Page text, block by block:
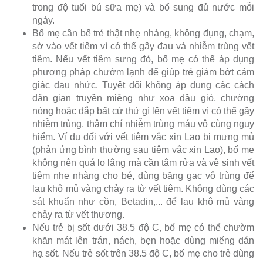
trong độ tuổi bú sữa mẹ) và bổ sung đủ nước mỗi
ngày.
Bố mẹ cần bế trẻ thật nhẹ nhàng, không đụng, chạm,
sờ vào vết tiêm vì có thể gây đau và nhiễm trùng vết
tiêm. Nếu vết tiêm sưng đỏ, bố mẹ có thể áp dụng
phương pháp chườm lạnh để giúp trẻ giảm bớt cảm
giác đau nhức. Tuyệt đối không áp dụng các cách
dân gian truyền miệng như xoa dầu gió, chường
nóng hoặc đắp bất cứ thứ gì lên vết tiêm vì có thể gây
nhiễm trùng, thậm chí nhiễm trùng máu vô cùng nguy
hiểm. Ví dụ đối với vết tiêm vắc xin Lao bị mưng mủ
(phản ứng bình thường sau tiêm vắc xin Lao), bố mẹ
không nên quá lo lắng mà cần tắm rửa và vệ sinh vết
tiêm nhẹ nhàng cho bé, dùng băng gạc vô trùng để
lau khô mủ vàng chảy ra từ vết tiêm. Không dùng các
sát khuẩn như cồn, Betadin,... để lau khô mủ vàng
chảy ra từ vết thương.
Nếu trẻ bị sốt dưới 38.5 độ C, bố mẹ có thể chườm
khăn mát lên trán, nách, bẹn hoặc dùng miếng dán
hạ sốt. Nếu trẻ sốt trên 38.5 độ C, bố mẹ cho trẻ dùng